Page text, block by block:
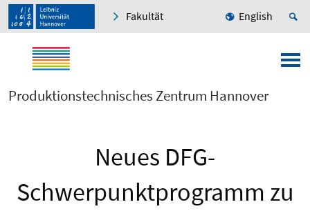
Fakultät English
Produktionstechnisches Zentrum Hannover
Neues DFG-
Schwerpunktprogramm zu